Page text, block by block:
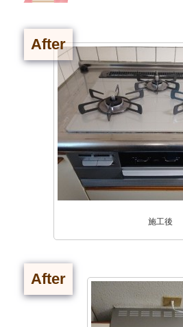
After
施工後
After